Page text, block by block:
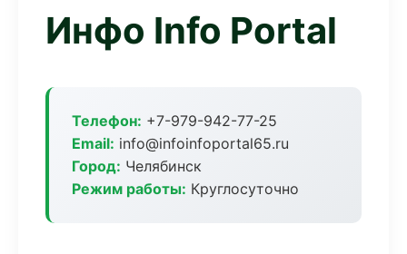
Инфо Info Portal
Телефон: +7-979-942-77-25
Email: info@infoinfoportal65.ru
Город: Челябинск
Режим работы: Круглосуточно